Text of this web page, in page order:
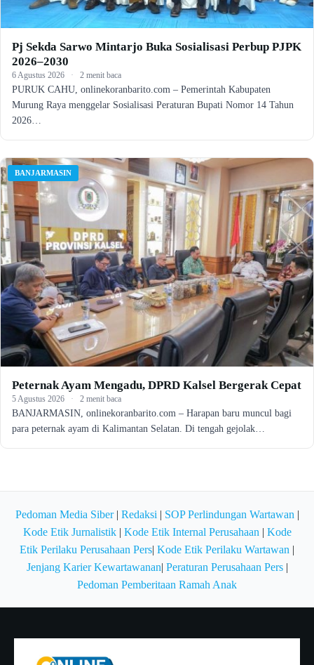
Pj Sekda Sarwo Mintarjo Buka Sosialisasi Perbup PJPK
2026–2030
6 Agustus 2026 · 2 menit baca
PURUK CAHU, onlinekoranbarito.com – Pemerintah Kabupaten
Murung Raya menggelar Sosialisasi Peraturan Bupati Nomor 14 Tahun
2026…
BANJARMASIN
Peternak Ayam Mengadu, DPRD Kalsel Bergerak Cepat
5 Agustus 2026 · 2 menit baca
BANJARMASIN, onlinekoranbarito.com – Harapan baru muncul bagi
para peternak ayam di Kalimantan Selatan. Di tengah gejolak…
Pedoman Media Siber| Redaksi | SOP Perlindungan Wartawan |
Kode Etik Jurnalistik| Kode Etik Internal Perusahaan | Kode
Etik Perilaku Perusahaan Pers| Kode Etik Perilaku Wartawan |
Jenjang Karier Kewartawanan| Peraturan Perusahaan Pers|
Pedoman Pemberitaan Ramah Anak